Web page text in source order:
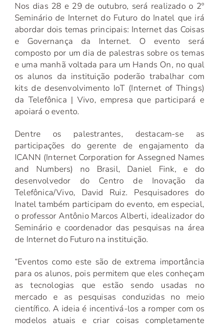
Nos dias 28 e 29 de outubro, será realizado o 2º
Seminário de Internet do Futuro do Inatel que irá
abordar dois temas principais: Internet das Coisas
e Governança da Internet. O evento será
composto por um dia de palestras sobre os temas
e uma manhã voltada para um Hands On, no qual
os alunos da instituição poderão trabalhar com
kits de desenvolvimento IoT (Internet of Things)
da Telefônica | Vivo, empresa que participará e
apoiará o evento.
Dentre os palestrantes, destacam-se as
participações do gerente de engajamento da
ICANN (Internet Corporation for Assegned Names
and Numbers) no Brasil, Daniel Fink, e do
desenvolvedor do Centro de Inovação da
Telefônica/Vivo, David Ruiz. Pesquisadores do
Inatel também participam do evento, em especial,
o professor Antônio Marcos Alberti, idealizador do
Seminário e coordenador das pesquisas na área
de Internet do Futuro na instituição.
“Eventos como este são de extrema importância
para os alunos, pois permitem que eles conheçam
as tecnologias que estão sendo usadas no
mercado e as pesquisas conduzidas no meio
científico. A ideia é incentivá-los a romper com os
modelos atuais e criar coisas completamente